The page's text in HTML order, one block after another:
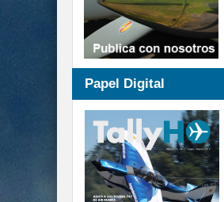
Papel Digital